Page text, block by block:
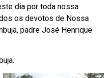
dia por toda nossa
os devotos de Nossa
padre José Henrique